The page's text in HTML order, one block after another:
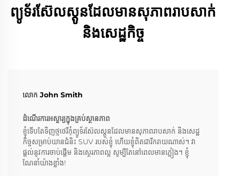
ព្យូទ័រស៊ែលស្តូនដែលមានសុភាពរាបសាក់
និងសេដ្ឋកិច្ច
លោក John Smith
ដំណើរការអស្ចារ្យក្នុងគ្រប់ស្ថានភាព
ខ្ញុំទើបតែទិញថ្មថេរីកុំព្យូទ័រស៊ែលស្តូនដែលមានសុភាពរាបសាក់ និងសេដ្ឋ
កិច្ចសម្រាប់យានជំនិះ SUV របស់ខ្ញុំ ហើយខ្ញុំពិតជារីករាយណាស់។ វា
ផ្តល់នូវការចាប់ផ្តើម និងស្ថេរភាពល្អ សូម្បីតែនៅពេលមានភ្លៀង។ ខ្ញុំ
ណែនាំយ៉ាងខ្លាំង!